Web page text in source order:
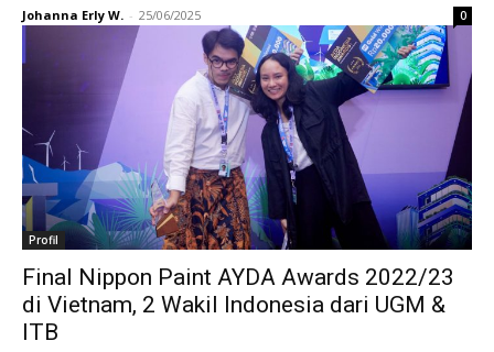
Johanna Erly W. - 25/06/2025 0
Profil
Final Nippon Paint AYDA Awards 2022/23
di Vietnam, 2 Wakil Indonesia dari UGM &
ITB